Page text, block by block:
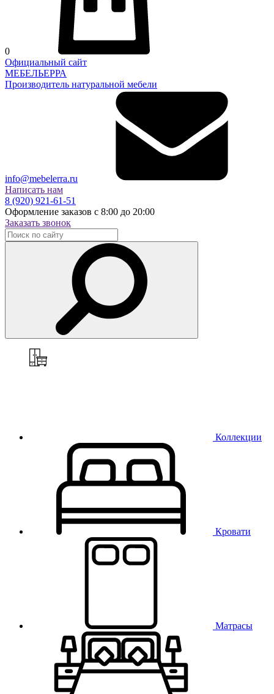
0
Официальный сайт
МЕБЕЛЬЕРРА
Производитель натуральной мебели
info@mebelerra.ru
Написать нам
8 (920) 921-61-51
Оформление заказов с 8:00 до 20:00
Заказать звонок
Коллекции
Кровати
Матрасы